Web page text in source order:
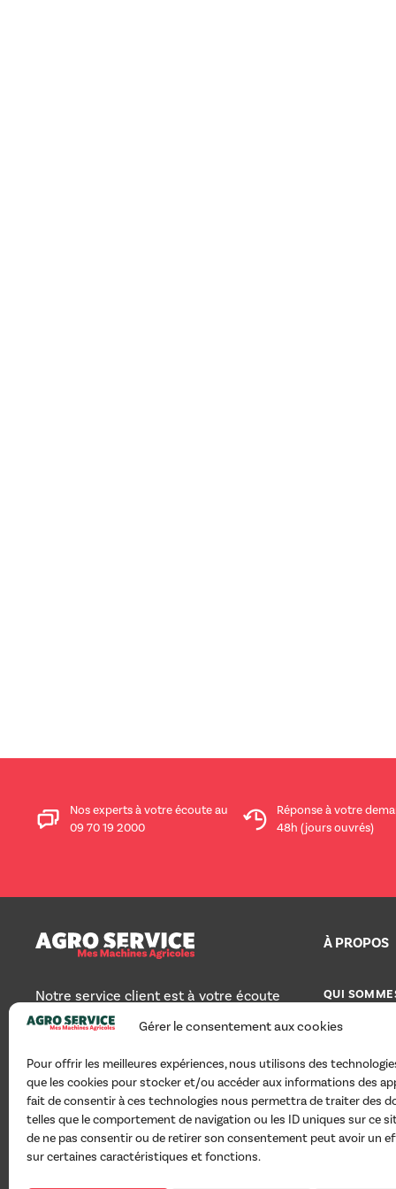
Gérer le consentement aux cookies
Pour offrir les meilleures expériences, nous utilisons des
que les cookies pour stocker et/ou accéder aux informations des
fait de consentir à ces technologies nous permettra de traiter des
telles que le comportement de navigation ou les ID uniques sur ce
de ne pas consentir ou de retirer son consentement peut avoir un
sur certaines caractéristiques et fonctions.
Nos experts à votre écoute au
09 70 19 2000
Réponse à votre
48h (jours ouvrés)
Notre service client est à votre écoute
pour toute question au 09 70 19 2000
et de 14h à 18h.
SUIVEZ-NOUS SUR Facebook Instagram
À PROPOS
QUI
TOUS NOS
AGRO
GROUPE
NOUS